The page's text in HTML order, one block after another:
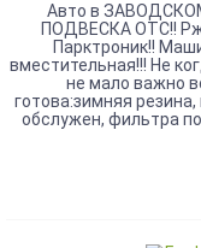
Авто в
ПОДВЕСКА ОТС!!
Парктроник!!
вместительная!!! Не
не мало важно
готова:зимняя
обслужен, фильтра